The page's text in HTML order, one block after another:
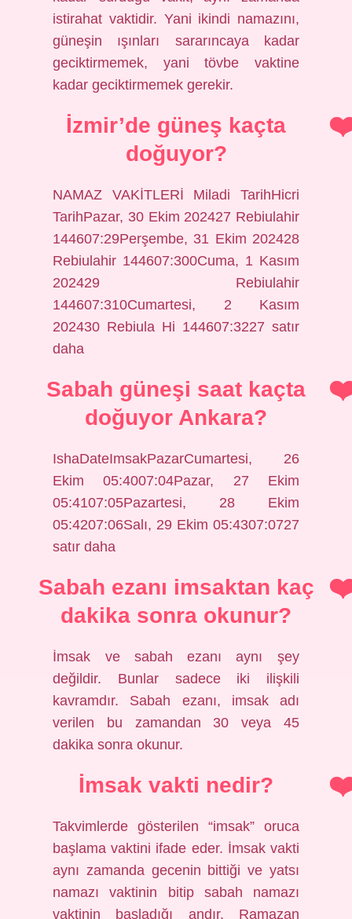
istirahat vaktidir. Yani ikindi namazını,
güneşin ışınları sararıncaya kadar
geciktirmemek, yani tövbe vaktine
kadar geciktirmemek gerekir.
İzmir’de güneş kaçta
doğuyor?
NAMAZ VAKİTLERİ Miladi TarihHicri
TarihPazar, 30 Ekim 202427 Rebiulahir
144607:29Perşembe, 31 Ekim 202428
Rebiulahir 144607:300Cuma, 1 Kasım
202429 Rebiulahir
144607:310Cumartesi, 2 Kasım
202430 Rebiula Hi 144607:3227 satır
daha
Sabah güneşi saat kaçta
doğuyor Ankara?
IshaDateImsakPazarCumartesi, 26
Ekim 05:4007:04Pazar, 27 Ekim
05:4107:05Pazartesi, 28 Ekim
05:4207:06Salı, 29 Ekim 05:4307:0727
satır daha
Sabah ezanı imsaktan kaç
dakika sonra okunur?
İmsak ve sabah ezanı aynı şey
değildir. Bunlar sadece iki ilişkili
kavramdır. Sabah ezanı, imsak adı
verilen bu zamandan 30 veya 45
dakika sonra okunur.
İmsak vakti nedir?
Takvimlerde gösterilen “imsak” oruca
başlama vaktini ifade eder. İmsak vakti
aynı zamanda gecenin bittiği ve yatsı
namazı vaktinin bitip sabah namazı
vaktinin başladığı andır. Ramazan